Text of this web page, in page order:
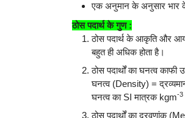
एक अनुमान के अनुसार भार
ठोस पदार्थ के गुण :
ठोस पदार्थ के आकृति और
बहुत ही अधिक होता है।
ठोस पदार्थों का घनत्व काफी
घनत्व (Density) =
घनत्व का SI मात्रक kgm-3
ठोस पदार्थों का द्रवणांक